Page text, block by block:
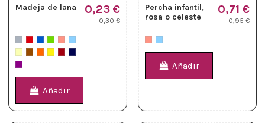
Madeja de lana 0,23 €
0,30 €
Añadir
Percha infantil,
rosa o celeste
0,71 €
0,95 €
Añadir